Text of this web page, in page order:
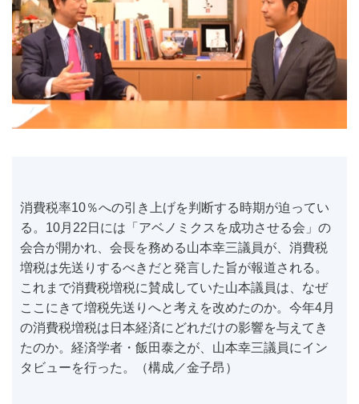
消費税率10％への引き上げを判断する時期が迫ってい
る。10月22日には「アベノミクスを成功させる会」の
会合が開かれ、会長を務める山本幸三議員が、消費税
増税は先送りするべきだと発言した旨が報道される。
これまで消費税増税に賛成していた山本議員は、なぜ
ここにきて増税先送りへと考えを改めたのか。今年4月
の消費税増税は日本経済にどれだけの影響を与えてき
たのか。経済学者・飯田泰之が、山本幸三議員にイン
タビューを行った。（構成／金子昂）